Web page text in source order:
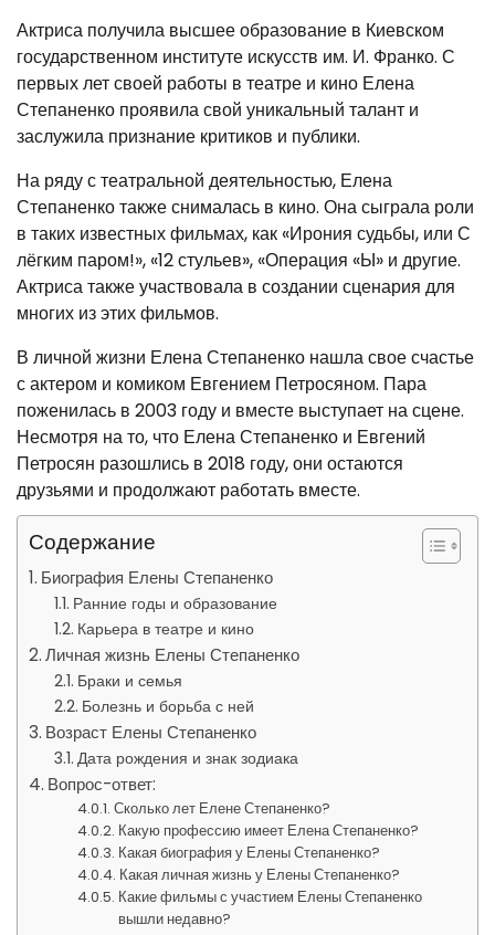
Актриса получила высшее образование в Киевском
государственном институте искусств им. И. Франко. С
первых лет своей работы в театре и кино Елена
Степаненко проявила свой уникальный талант и
заслужила признание критиков и публики.
На ряду с театральной деятельностью, Елена
Степаненко также снималась в кино. Она сыграла роли
в таких известных фильмах, как «Ирония судьбы, или С
лёгким паром!», «12 стульев», «Операция «Ы» и другие.
Актриса также участвовала в создании сценария для
многих из этих фильмов.
В личной жизни Елена Степаненко нашла свое счастье
с актером и комиком Евгением Петросяном. Пара
поженилась в 2003 году и вместе выступает на сцене.
Несмотря на то, что Елена Степаненко и Евгений
Петросян разошлись в 2018 году, они остаются
друзьями и продолжают работать вместе.
Содержание
Биография Елены Степаненко
Ранние годы и образование
Карьера в театре и кино
Личная жизнь Елены Степаненко
Браки и семья
Болезнь и борьба с ней
Возраст Елены Степаненко
Дата рождения и знак зодиака
Вопрос-ответ:
Сколько лет Елене Степаненко?
Какую профессию имеет Елена Степаненко?
Какая биография у Елены Степаненко?
Какая личная жизнь у Елены Степаненко?
Какие фильмы с участием Елены Степаненко
вышли недавно?